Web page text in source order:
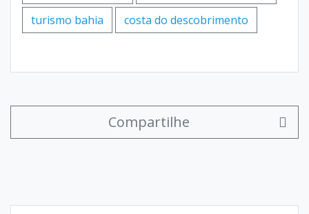
turismo bahia
costa do descobrimento
Compartilhe